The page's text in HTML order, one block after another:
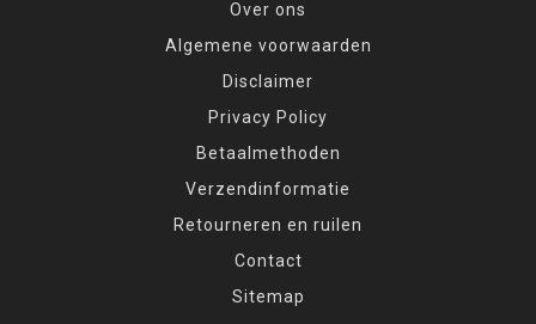
Over ons
Algemene voorwaarden
Disclaimer
Privacy Policy
Betaalmethoden
Verzendinformatie
Retourneren en ruilen
Contact
Sitemap